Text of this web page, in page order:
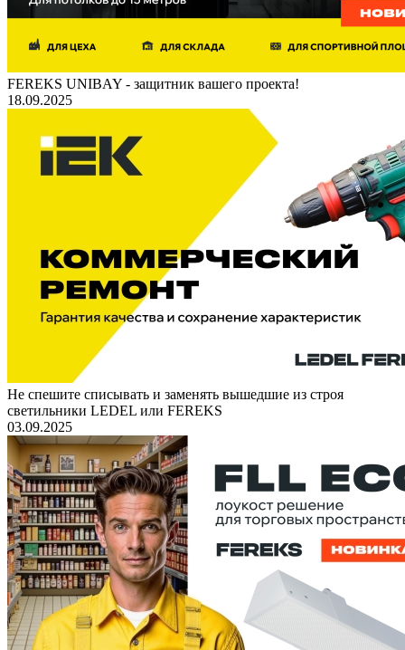
FEREKS UNIBAY - защитник вашего проекта!
18.09.2025
Не спешите списывать и заменять вышедшие из строя
светильники LEDEL или FEREKS
03.09.2025